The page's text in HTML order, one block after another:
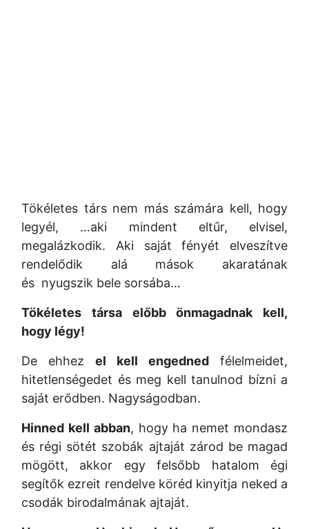
Tökéletes társ nem más számára kell, hogy
legyél, …aki mindent eltűr, elvisel,
megalázkodik. Aki saját fényét elveszítve
rendelődik alá mások akaratának
és nyugszik bele sorsába…
Tökéletes társa előbb önmagadnak kell,
hogy légy!
De ehhez el kell engedned félelmeidet,
hitetlenségedet és meg kell tanulnod bízni a
saját erődben. Nagyságodban.
Hinned kell abban, hogy ha nemet mondasz
és régi sötét szobák ajtaját zárod be magad
mögött, akkor egy felsőbb hatalom égi
segítők ezreit rendelve köréd kinyitja neked a
csodák birodalmának ajtaját.